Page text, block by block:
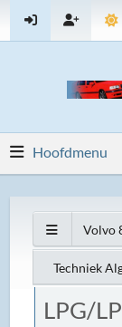
Hoofdmenu
Volvo
Techniek
LPG/